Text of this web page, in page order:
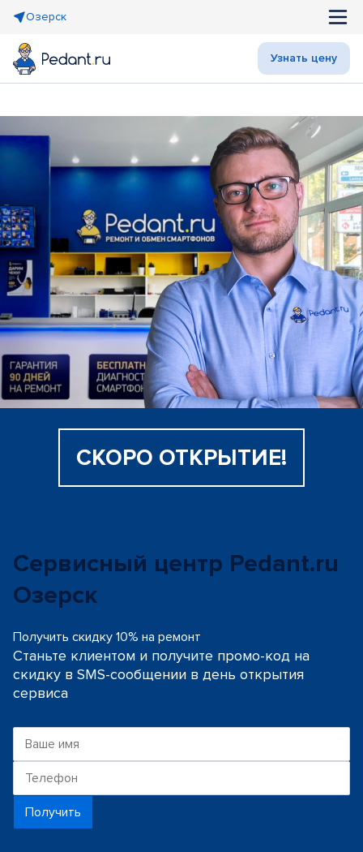
Озерск
Узнать цену
СКОРО ОТКРЫТИЕ!
Сервисный центр Pedant.ru
Озерск
Получить скидку 10% на ремонт
Станьте клиентом и получите промо-код на
скидку в SMS-сообщении в день открытия
сервиса
Получить